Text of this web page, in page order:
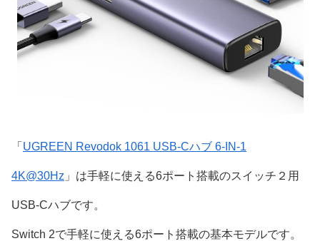
「 UGREEN Revodok 1061 USB-Cハブ 6-IN-1
4K@30Hz 」は手軽に使える6ポート搭載のスイッチ２用
USB-Cハブです。
Switch 2で手軽に使える6ポート搭載の基本モデルです。